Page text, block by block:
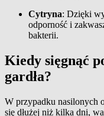
Cytryna: Dzięki
odporność i
bakterii.
Kiedy sięgnąć
gardła?
W przypadku nasilonych
się dłużej niż kilka dni,